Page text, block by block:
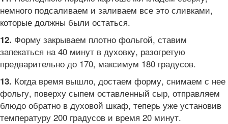
немного подсаливаем и заливаем все это сливками,
которые должны были остаться.
12. Форму закрываем плотно фольгой, ставим
запекаться на 40 минут в духовку, разогретую
предварительно до 170, максимум 180 градусов.
13. Когда время вышло, достаем форму, снимаем с нее
фольгу, поверху сыпем оставленный сыр, отправляем
блюдо обратно в духовой шкаф, теперь уже установив
температуру 200 градусов и время 20 минут.